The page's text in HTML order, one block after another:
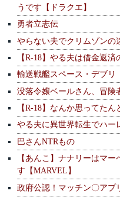
うです【ドラクエ】
勇者立志伝
やらない夫でクリムゾンの
【R-18】やる夫は借金返
輸送戦艦スペース・デブリ
没落令嬢ベールさん、冒険
【R-18】なんか思ってた
やる夫に異世界転生でハー
巴さんNTRもの
【あんこ】ナナリーはマ
す【MARVEL】
政府公認！マッチン〇アプ